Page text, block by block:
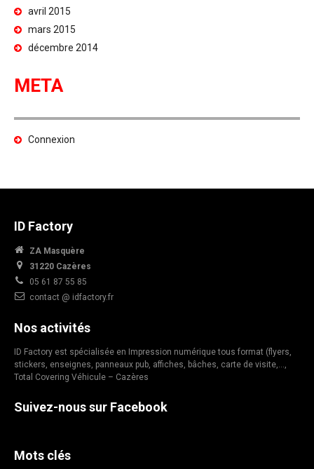
avril 2015
mars 2015
décembre 2014
META
Connexion
ID Factory
ZA Masquère
31220 Cazères
05 61 87 55 85
contact @ idfactory.fr
Nos activités
ID Factory est spécialisée en Impression numérique tous format (flyers,
stickers, enseignes, panneaux pub, affiches, bâches, carte de visite,…,
Total Covering Véhicule – Cazères
Suivez-nous sur Facebook
Mots clés